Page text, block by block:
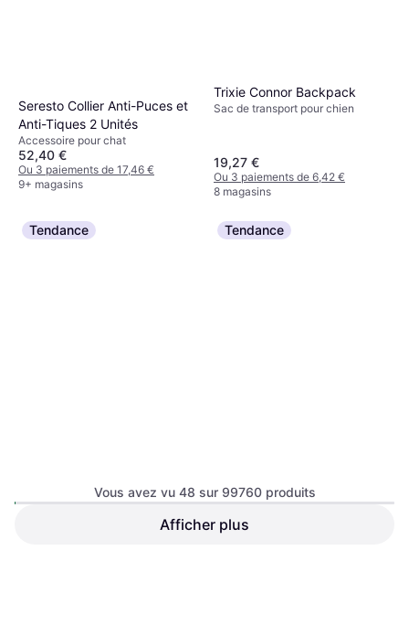
Seresto Collier Anti-Puces et
Anti-Tiques 2 Unités
Accessoire pour chat
52,40 €
Ou 3 paiements de 17,46 €
9+ magasins
Trixie Connor Backpack
Sac de transport pour chien
19,27 €
Ou 3 paiements de 6,42 €
8 magasins
Tendance
Hill's Prescription Diet t/d
Tendance
Vous avez vu 48 sur 99760 produits
Afficher plus